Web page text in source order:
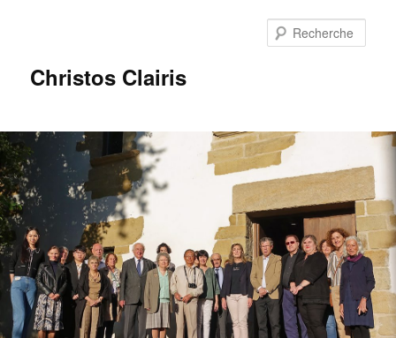
Christos Clairis